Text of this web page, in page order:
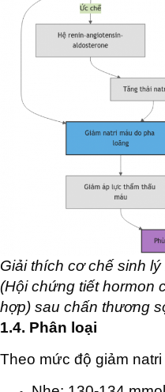
Giải thích cơ chế sinh
(Hội chứng tiết hormon
hợp) sau chấn thương
1.4. Phân loại
Theo mức độ giảm natri